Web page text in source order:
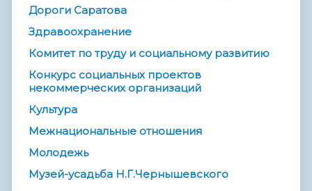
Дороги Саратова
Здравоохранение
Комитет по труду и социальному развитию
Конкурс социальных проектов
некоммерческих организаций
Культура
Межнациональные отношения
Молодежь
Музей-усадьба Н.Г.Чернышевского